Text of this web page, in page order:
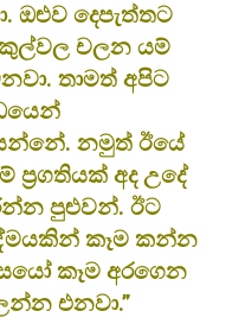
ඔළුව දෙපැත්තට
චලන යම්
තාමත් අපිට
නමුත් ඊයේ
ප්‍රගතියක් අද උදේ
පුළුවන්. ඊට
කෑම කන්න
කෑම අරගෙන
එනවා.”